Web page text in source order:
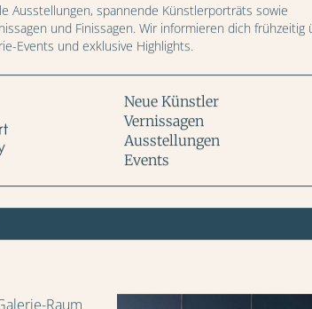
Preis: CHF
Ausstellungen, spannende Künstlerporträts sowie
und Finissagen. Wir informieren dich frühzeitig
Events und exklusive Highlights.
Neue Künstler
Vernissagen
Ausstellungen
Events